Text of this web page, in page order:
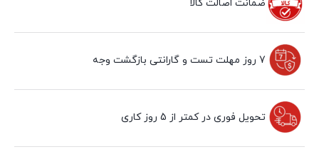
ضمانت اصالت کالا
7 روز مهلت تست و گارانتی بازگشت وجه
تحویل فوری در کمتر از 5 روز کاری